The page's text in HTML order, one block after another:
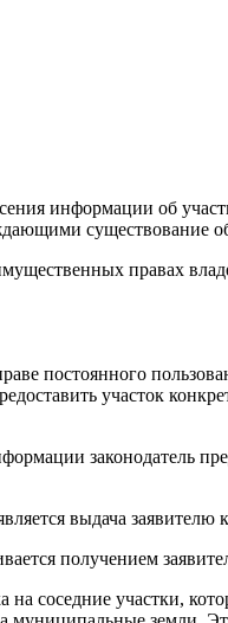
информации об
существование
правах
постоянного
участок
законодатель
выдача
получением
соседние участки,